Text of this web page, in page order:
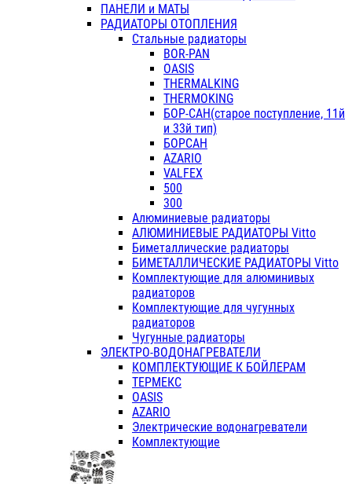
ПАНЕЛИ и МАТЫ
РАДИАТОРЫ ОТОПЛЕНИЯ
Стальные радиаторы
BOR-PAN
OASIS
THERMALKING
THERMOKING
БОР-САН(старое поступление, 11й
и 33й тип)
БОРСАН
AZARIO
VALFEX
500
300
Алюминиевые радиаторы
АЛЮМИНИЕВЫЕ РАДИАТОРЫ Vitto
Биметаллические радиаторы
БИМЕТАЛЛИЧЕСКИЕ РАДИАТОРЫ Vitto
Комплектующие для алюминивых
радиаторов
Комплектующие для чугунных
радиаторов
Чугунные радиаторы
ЭЛЕКТРО-ВОДОНАГРЕВАТЕЛИ
КОМПЛЕКТУЮЩИЕ К БОЙЛЕРАМ
ТЕРМЕКС
OASIS
AZARIO
Электрические водонагреватели
Комплектующие